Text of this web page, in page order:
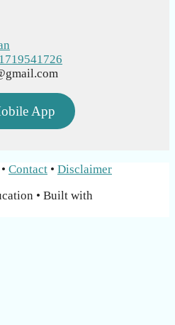
App
• Contact • Disclaimer
• Built with